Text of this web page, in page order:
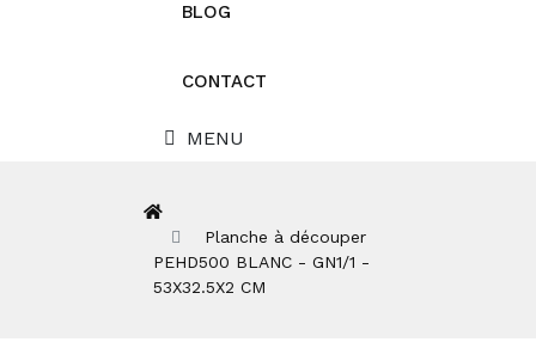
BLOG
CONTACT
MENU
Planche à découper
PEHD500 BLANC - GN1/1 -
53X32.5X2 CM